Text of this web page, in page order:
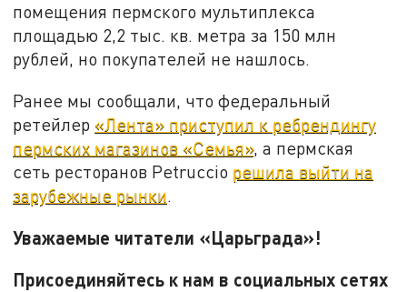
помещения пермского мультиплекса
площадью 2,2 тыс. кв. метра за 150 млн
рублей, но покупателей не нашлось.
Ранее мы сообщали, что федеральный
ретейлер «Лента» приступил к ребрендингу
пермских магазинов «Семья», а пермская
сеть ресторанов Petruccio решила выйти на
зарубежные рынки.
Уважаемые читатели «Царьграда»!
Присоединяйтесь к нам в социальных сетях